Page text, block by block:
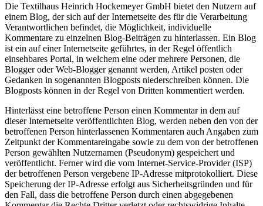
Die Textilhaus Heinrich Hockemeyer GmbH bietet den Nutzern auf
einem Blog, der sich auf der Internetseite des für die Verarbeitung
Verantwortlichen befindet, die Möglichkeit, individuelle
Kommentare zu einzelnen Blog-Beiträgen zu hinterlassen. Ein Blog
ist ein auf einer Internetseite geführtes, in der Regel öffentlich
einsehbares Portal, in welchem eine oder mehrere Personen, die
Blogger oder Web-Blogger genannt werden, Artikel posten oder
Gedanken in sogenannten Blogposts niederschreiben können. Die
Blogposts können in der Regel von Dritten kommentiert werden.
Hinterlässt eine betroffene Person einen Kommentar in dem auf
dieser Internetseite veröffentlichten Blog, werden neben den von der
betroffenen Person hinterlassenen Kommentaren auch Angaben zum
Zeitpunkt der Kommentareingabe sowie zu dem von der betroffenen
Person gewählten Nutzernamen (Pseudonym) gespeichert und
veröffentlicht. Ferner wird die vom Internet-Service-Provider (ISP)
der betroffenen Person vergebene IP-Adresse mitprotokolliert. Diese
Speicherung der IP-Adresse erfolgt aus Sicherheitsgründen und für
den Fall, dass die betroffene Person durch einen abgegebenen